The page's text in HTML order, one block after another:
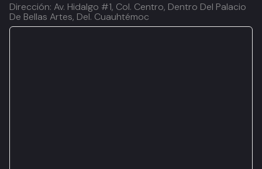
Dirección: Av. Hidalgo #1, Col. Centro, Dentro Del Palacio
De Bellas Artes, Del. Cuauhtémoc